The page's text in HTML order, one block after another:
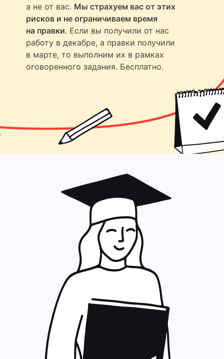
а не от вас. Мы страхуем вас от этих
рисков и не ограничиваем время
на правки. Если вы получили от нас
работу в декабре, а правки получили
в марте, то выполним их в рамках
оговоренного задания. Бесплатно.